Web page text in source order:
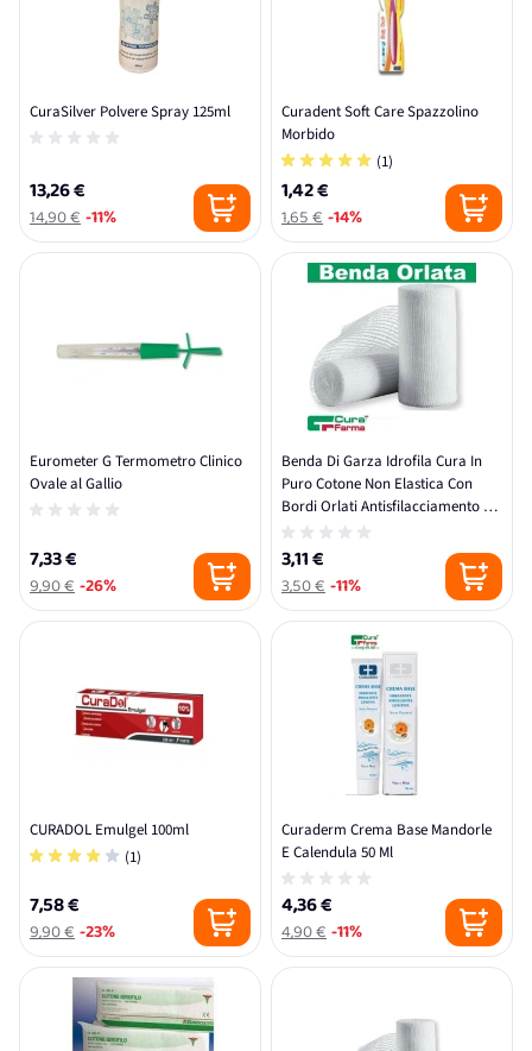
CuraSilver Polvere Spray 125ml
13,26 €
14,90 €-11%
Curadent Soft Care Spazzolino
Morbido
(1)
1,42 €
1,65 €-14%
Eurometer G Termometro Clinico
Ovale al Gallio
7,33 €
9,90 €-26%
Benda Di Garza Idrofila Cura In
Puro Cotone Non Elastica Con
Bordi Orlati Antisfilacciamento 10
X 500 Cm
3,11 €
3,50 €-11%
CURADOL Emulgel 100ml
(1)
7,58 €
9,90 €-23%
Curaderm Crema Base Mandorle
E Calendula 50 Ml
4,36 €
4,90 €-11%